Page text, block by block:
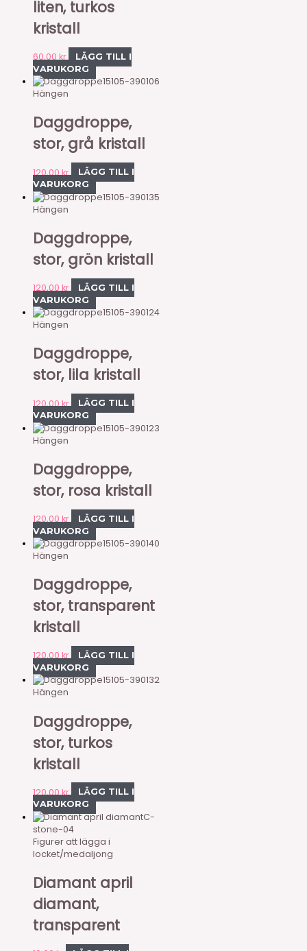
liten, turkos
kristall
60,00 kr
LÄGG TILL I
VARUKORG
15105-390106
Hängen
Daggdroppe,
stor, grå kristall
120,00kr
LÄGG TILL I
VARUKORG
15105-390135
Hängen
Daggdroppe,
stor, grön kristall
120,00 kr
LÄGG TILL I
VARUKORG
15105-390124
Hängen
Daggdroppe,
stor, lila kristall
120,00kr
LÄGG TILL I
VARUKORG
15105-390123
Hängen
Daggdroppe,
stor, rosa kristall
120,00 kr
LÄGG TILL I
VARUKORG
15105-390140
Hängen
Daggdroppe,
stor, transparent
kristall
120,00 kr
LÄGG TILL I
VARUKORG
15105-390132
Hängen
Daggdroppe,
stor, turkos
kristall
120,00kr
LÄGG TILL I
VARUKORG
C-
stone-04
Figurer att lägga i
locket/medaljong
Diamant april
diamant,
transparent